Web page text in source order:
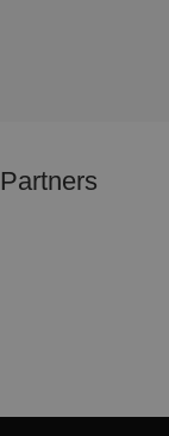
Partners